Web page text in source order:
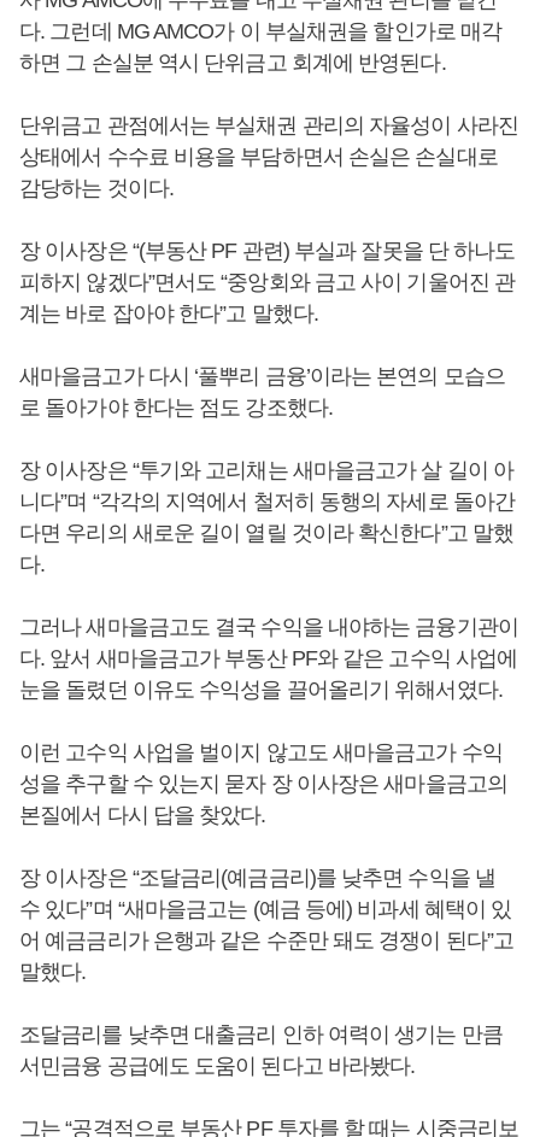
다. 그런데 MG AMCO가 이 부실채권을 할인가로 매각
하면 그 손실분 역시 단위금고 회계에 반영된다.
단위금고 관점에서는 부실채권 관리의 자율성이 사라진
상태에서 수수료 비용을 부담하면서 손실은 손실대로
감당하는 것이다.
장 이사장은 “(부동산 PF 관련) 부실과 잘못을 단 하나도
피하지 않겠다”면서도 “중앙회와 금고 사이 기울어진 관
계는 바로 잡아야 한다”고 말했다.
새마을금고가 다시 ‘풀뿌리 금융’이라는 본연의 모습으
로 돌아가야 한다는 점도 강조했다.
장 이사장은 “투기와 고리채는 새마을금고가 살 길이 아
니다”며 “각각의 지역에서 철저히 동행의 자세로 돌아간
다면 우리의 새로운 길이 열릴 것이라 확신한다”고 말했
다.
그러나 새마을금고도 결국 수익을 내야하는 금융기관이
다. 앞서 새마을금고가 부동산 PF와 같은 고수익 사업에
눈을 돌렸던 이유도 수익성을 끌어올리기 위해서였다.
이런 고수익 사업을 벌이지 않고도 새마을금고가 수익
성을 추구할 수 있는지 묻자 장 이사장은 새마을금고의
본질에서 다시 답을 찾았다.
장 이사장은 “조달금리(예금금리)를 낮추면 수익을 낼
수 있다”며 “새마을금고는 (예금 등에) 비과세 혜택이 있
어 예금금리가 은행과 같은 수준만 돼도 경쟁이 된다”고
말했다.
조달금리를 낮추면 대출금리 인하 여력이 생기는 만큼
서민금융 공급에도 도움이 된다고 바라봤다.
그는 “공격적으로 부동산 PF 투자를 할 때는 시중금리보